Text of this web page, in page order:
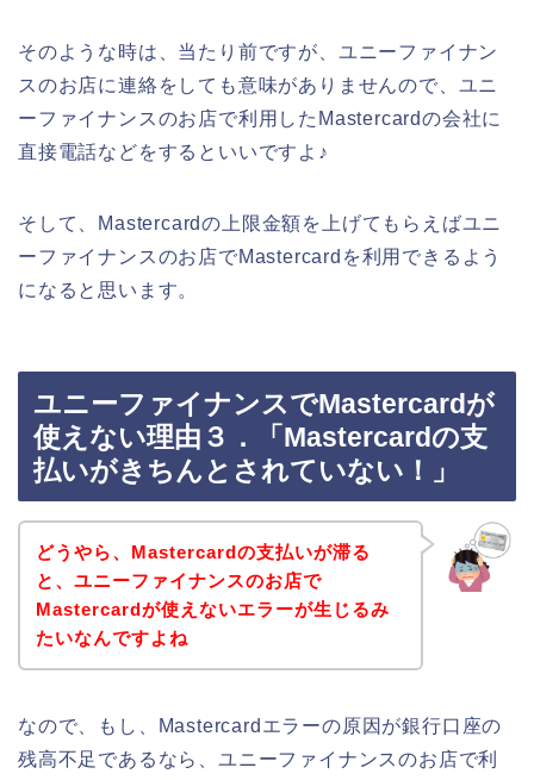
そのような時は、当たり前ですが、ユニーファイナン
スのお店に連絡をしても意味がありませんので、ユニ
ーファイナンスのお店で利用したMastercardの会社に
直接電話などをするといいですよ♪
そして、Mastercardの上限金額を上げてもらえばユニ
ーファイナンスのお店でMastercardを利用できるよう
になると思います。
ユニーファイナンスでMastercardが
使えない理由３．「Mastercardの支
払いがきちんとされていない！」
どうやら、Mastercardの支払いが滞る
と、ユニーファイナンスのお店で
Mastercardが使えないエラーが生じるみ
たいなんですよね
なので、もし、Mastercardエラーの原因が銀行口座の
残高不足であるなら、ユニーファイナンスのお店で利